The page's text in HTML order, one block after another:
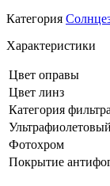
Категория
Характеристики
Цвет оправы
Цвет линз
Категория фильтра
Фотохром
Покрытие